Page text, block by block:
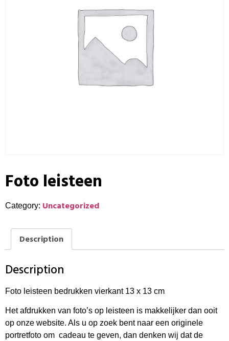
Foto leisteen
Category: Uncategorized
Description
Description
Foto leisteen bedrukken vierkant 13 x 13 cm
Het afdrukken van foto’s op leisteen is makkelijker dan ooit
op onze website. Als u op zoek bent naar een originele
portretfoto om cadeau te geven, dan denken wij dat de